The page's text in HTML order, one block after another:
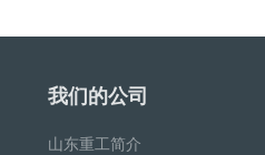
我们的公司
山东重工简介